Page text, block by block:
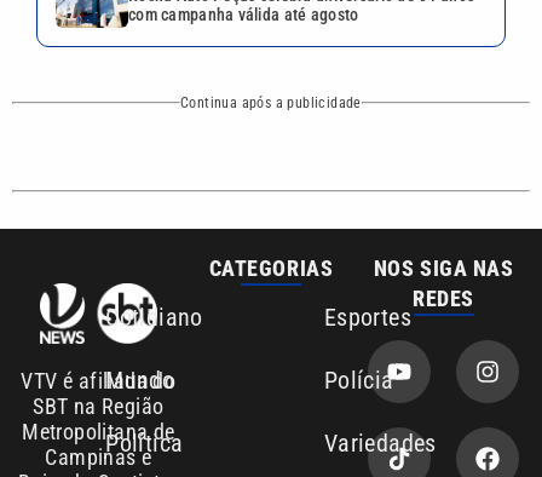
VTV é afiliada do
SBT na Região
Mundo Polícia
Anuncie agora com a emissora VTV SBT
Área de cobertura que a VTV SBT acompanha:
Entre em contato com a VTV News
Copyright © 2026. Todos os direitos
Política de privacidade